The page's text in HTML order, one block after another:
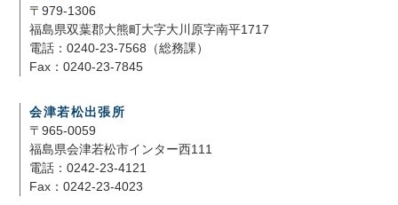
〒979-1306
福島県双葉郡大熊町大字大川原字南平1717
電話：0240-23-7568（総務課）
Fax：0240-23-7845
会津若松出張所
〒965-0059
福島県会津若松市インター西111
電話：0242-23-4121
Fax：0242-23-4023